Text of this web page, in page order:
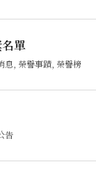
單
息 榮譽事蹟 榮譽榜
告